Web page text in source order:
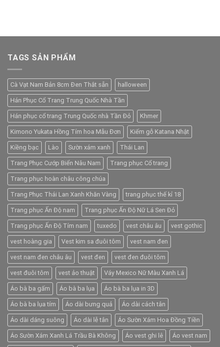
TAGS SẢN PHẨM
Cà Vạt Nam Bản 8cm Đen Thắt sẵn halloween
Hán Phục Cổ Trang Trung Quốc Nhà Tần
Hán phục cổ trang Trung Quốc nhà Tần Đỏ Khmer
Kimono Yukata Hồng Tím hoa Mẫu Đơn Kiếm gỗ Katana Nhật
Kiềng bạc Lào Sườn xám xanh Thái Lan
Trang Phục Cướp Biển Nâu Nam Trang phục Cổ trang
Trang phục hoàn châu công chúa
Trang Phục Thái Lan Xanh Khăn Vàng trang phục thế kỉ 18
Trang phục Ấn Độ nam Trang phục Ấn Độ Nữ Lá Sen Đỏ
Trang phục Ấn Độ Tím nam tuxedo vest châu âu vest gothic
vest hoàng gia Vest kim sa đuôi tôm vest nam đen
vest nam đen châu âu vest đen vest đen đuôi tôm
vest đuôi tôm vest ảo thuật Váy Mexico Nữ Màu Xanh Lá
Áo bà ba gấm Áo bà ba lụa Áo bà ba lụa in 3D
Áo bà ba lụa tím Áo dài bưng quả Áo dài cách tân
Áo dài dáng suông Áo dài lễ tân Áo Sườn Xám Hoa Đồng Tiền
Áo Sườn Xám Xanh Lá Trầu Bà Không Áo vest ghi lê Áo vest nam